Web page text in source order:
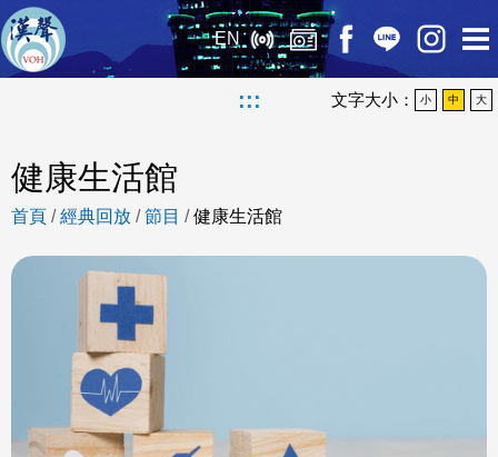
EN
::: 文字大小： 小 中 大
健康生活館
首頁 /經典回放 /節目 /健康生活館